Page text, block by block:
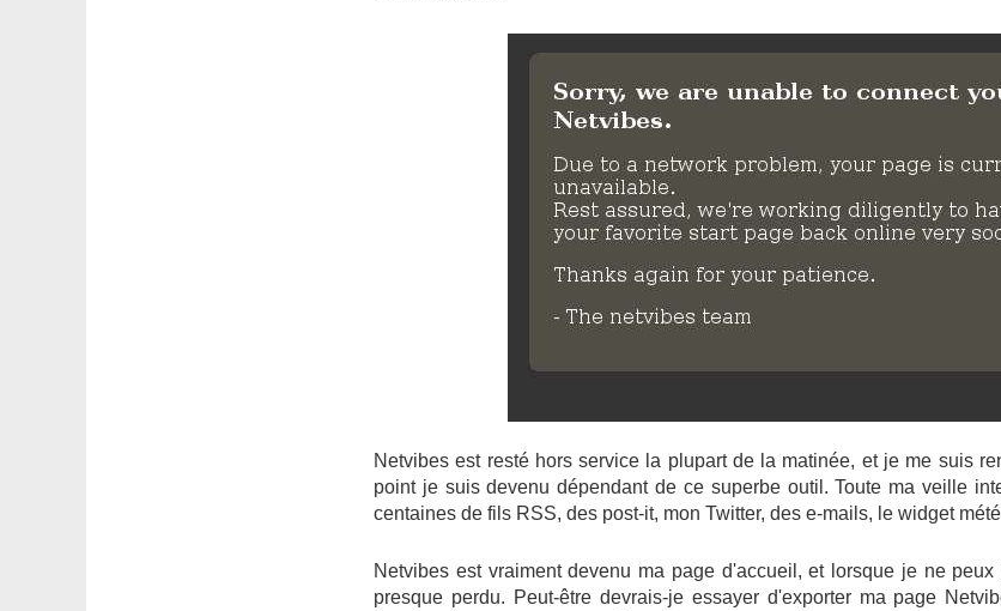
Netvibes est resté hors service la plupart de la matinée, et je me suis
point je suis devenu dépendant de ce superbe outil. Toute ma veille
centaines de fils RSS, des post-it, mon Twitter, des e-mails, le widget
Netvibes est vraiment devenu ma page d'accueil, et lorsque je ne
presque perdu. Peut-être devrais-je essayer d'exporter ma page